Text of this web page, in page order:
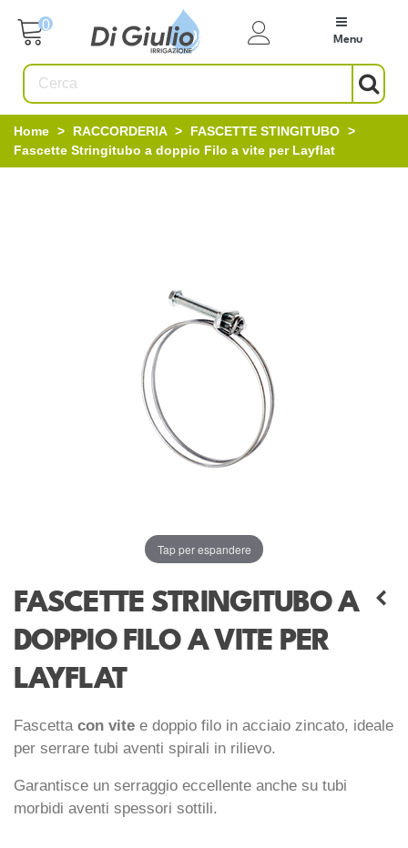
0
Menu
Home > RACCORDERIA > FASCETTE STINGITUBO >
Fascette Stringitubo a doppio Filo a vite per Layflat
Tap per espandere
FASCETTE STRINGITUBO A
DOPPIO FILO A VITE PER
LAYFLAT
Fascetta con vite e doppio filo in acciaio zincato, ideale
per serrare tubi aventi spirali in rilievo.
Garantisce un serraggio eccellente anche su tubi
morbidi aventi spessori sottili.